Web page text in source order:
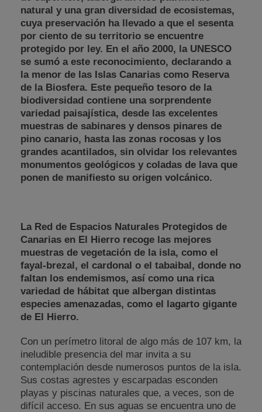
natural y una gran diversidad de ecosistemas,
cuya preservación ha llevado a que el sesenta
por ciento de su territorio se encuentre
protegido por ley. En el año 2000, la UNESCO
se sumó a este reconocimiento, declarando a
la menor de las Islas Canarias como Reserva
de la Biosfera. Este pequeño tesoro de la
biodiversidad contiene una sorprendente
variedad paisajística, desde las excelentes
muestras de sabinares y densos pinares de
pino canario, hasta las zonas rocosas y los
grandes acantilados, sin olvidar los relevantes
monumentos geológicos y coladas de lava que
ponen de manifiesto su origen volcánico.
La Red de Espacios Naturales Protegidos de
Canarias en El Hierro recoge las mejores
muestras de vegetación de la isla, como el
fayal-brezal, el cardonal o el tabaibal, donde no
faltan los endemismos, así como una rica
variedad de hábitat que albergan distintas
especies amenazadas, como el lagarto gigante
de El Hierro.
Con un perímetro litoral de algo más de 107 km, la
ineludible presencia del mar invita a su
contemplación desde numerosos puntos de la isla.
Sus costas agrestes y escarpadas esconden
playas y piscinas naturales que, a veces, son de
difícil acceso. En sus aguas se encuentra uno de